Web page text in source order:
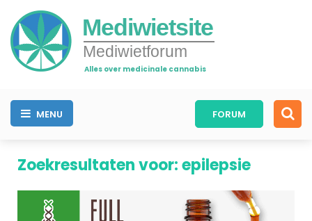
Mediwietsite
Mediwietforum
Alles over medicinale cannabis
MENU FORUM
Zoekresultaten voor: epilepsie